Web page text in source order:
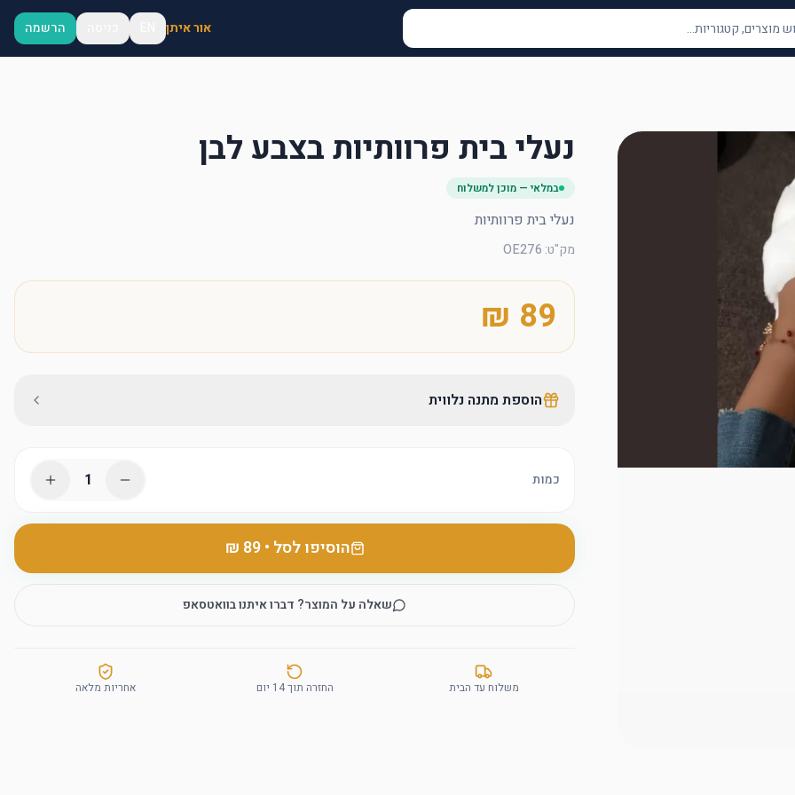
אור איתן הרשמה
נעלי בית פרוותיות בצבע לבן
במלאי — מוכן למשלוח
נעלי בית פרוותיות
מק"ט:
OE276
הוספת מתנה נלווית
כמות 1
הוסיפו לסל •
‏89 ₪
שאלה על המוצר? דברו איתנו בוואטסאפ
משלוח עד הבית החזרה תוך 14 יום אחריות מלאה